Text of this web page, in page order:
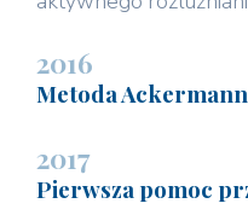
2016
Metoda
2017
Pierwsza pomoc